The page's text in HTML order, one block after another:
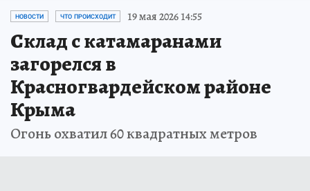
НОВОСТИ ЧТО ПРОИСХОДИТ 19 мая 2026 14:55
Склад с катамаранами
загорелся в
Красногвардейском районе
Крыма
Огонь охватил 60 квадратных метров